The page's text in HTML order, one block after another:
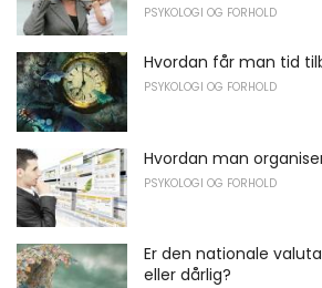
PSYKOLOGI OG FORHOLD
Hvordan får man tid
PSYKOLOGI OG FORHOLD
Hvordan man
PSYKOLOGI OG FORHOLD
Er den nationale
eller dårlig?